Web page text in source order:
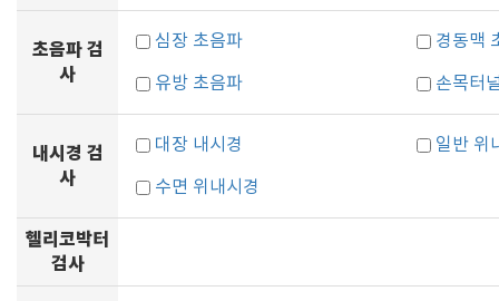
초음파 검
사
심장 초음파 경동맥
유방 초음파 손목터
내시경 검
사
대장 내시경 일반 위
수면 위내시경
헬리코박터
검사